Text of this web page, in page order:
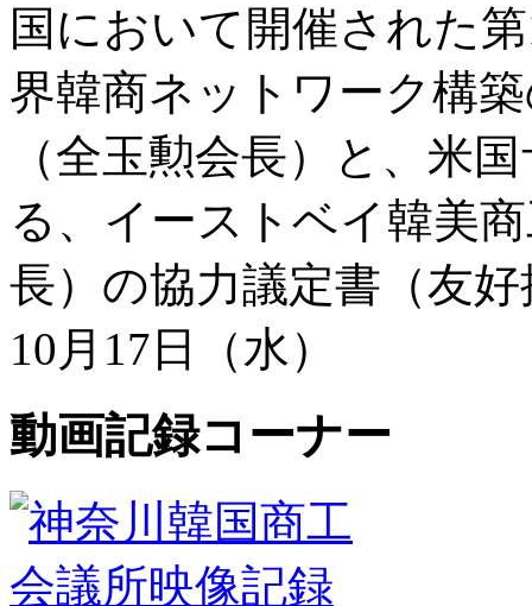
国において開催された
界韓商ネットワーク構
（全玉勲会長）と、米
る、イーストベイ韓美
長）の協力議定書（友
10月17日（水）
動画記録コーナー